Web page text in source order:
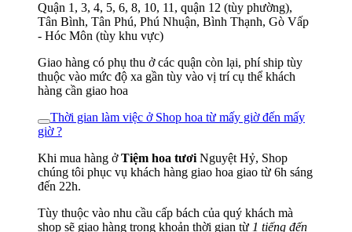
Quận 1, 3, 4, 5, 6, 8, 10, 11, quận 12 (tùy phường),
Tân Bình, Tân Phú, Phú Nhuận, Bình Thạnh, Gò Vấp
- Hóc Môn (tùy khu vực)
Giao hàng có phụ thu ở các quận còn lại, phí ship tùy
thuộc vào mức độ xa gần tùy vào vị trí cụ thể khách
hàng cần giao hoa
Thời gian làm việc ở Shop hoa từ mấy giờ đến mấy
giờ ?
Khi mua hàng ởTiệm hoa tươi Nguyệt Hỷ, Shop
chúng tôi phục vụ khách hàng giao hoa giao từ 6h sáng
đến 22h.
Tùy thuộc vào nhu cầu cấp bách của quý khách mà
shop sẽ giao hàng trong khoản thời gian từ 1 tiếng đến